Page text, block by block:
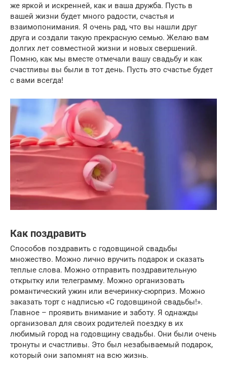
же яркой и искренней, как и ваша дружба. Пусть в
вашей жизни будет много радости, счастья и
взаимопонимания. Я очень рад, что вы нашли друг
друга и создали такую прекрасную семью. Желаю вам
долгих лет совместной жизни и новых свершений.
Помню, как мы вместе отмечали вашу свадьбу и как
счастливы вы были в тот день. Пусть это счастье будет
с вами всегда!
Как поздравить
Способов поздравить с годовщиной свадьбы
множество. Можно лично вручить подарок и сказать
теплые слова. Можно отправить поздравительную
открытку или телеграмму. Можно организовать
романтический ужин или вечеринку-сюрприз. Можно
заказать торт с надписью «С годовщиной свадьбы!».
Главное – проявить внимание и заботу. Я однажды
организовал для своих родителей поездку в их
любимый город на годовщину свадьбы. Они были очень
тронуты и счастливы. Это был незабываемый подарок,
который они запомнят на всю жизнь.